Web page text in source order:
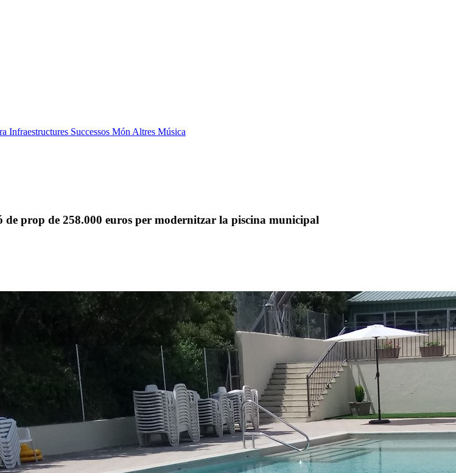
Infraestructures Successos Món Altres Música
prop de 258.000 euros per modernitzar la piscina municipal